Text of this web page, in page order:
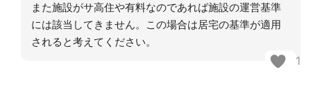
また施設がサ高住や有料なのであれば施設の運営基準
には該当してきません。この場合は居宅の基準が適用
されると考えてください。
1